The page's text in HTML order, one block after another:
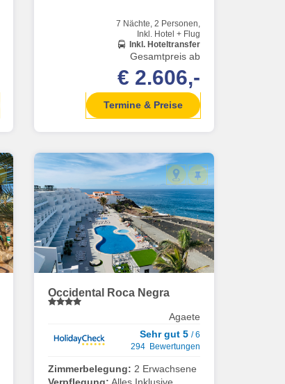
7 Nächte, 2 Personen,
Inkl. Hotel + Flug
Inkl. Hoteltransfer
Gesamtpreis ab
€ 2.606,-
Termine & Preise
Occidental Roca Negra
Agaete
Sehr gut 5 / 6
294 Bewertungen
Zimmerbelegung: 2 Erwachsene
Verpflegung: Alles Inklusive